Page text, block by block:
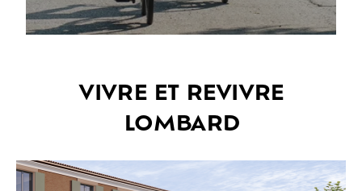
VIVRE ET REVIVRE
LOMBARD